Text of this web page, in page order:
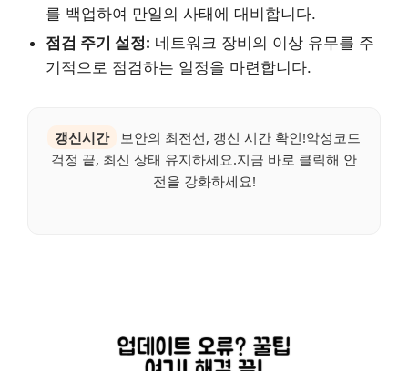
를 백업하여 만일의 사태에 대비합니다.
점검 주기 설정: 네트워크 장비의 이상 유무를 주
기적으로 점검하는 일정을 마련합니다.
갱신시간
보안의 최전선, 갱신 시간 확인!악성코드
걱정 끝, 최신 상태 유지하세요.지금 바로 클릭해 안
전을 강화하세요!